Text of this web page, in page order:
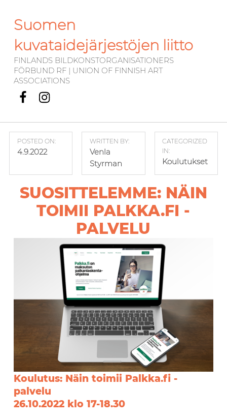
Suomen
kuvataidejärjestöjen liitto
FINLANDS BILDKONSTORGANISATIONERS
FÖRBUND RF | UNION OF FINNISH ART
ASSOCIATIONS
Facebook
Instagram
POSTED ON:
4.9.2022
WRITTEN BY:
Venla
Styrman
CATEGORIZED
IN:
Koulutukset
SUOSITTELEMME: NÄIN
TOIMII PALKKA.FI -
PALVELU
Koulutus: Näin toimii Palkka.fi -
palvelu
26.10.2022 klo 17-18.30